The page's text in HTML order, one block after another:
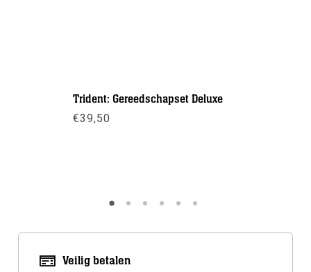
Trident: Gereedschapset Deluxe
€39,50
Veilig betalen